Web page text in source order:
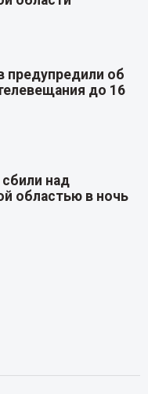
предупредили об
до 16
над
областью в ночь